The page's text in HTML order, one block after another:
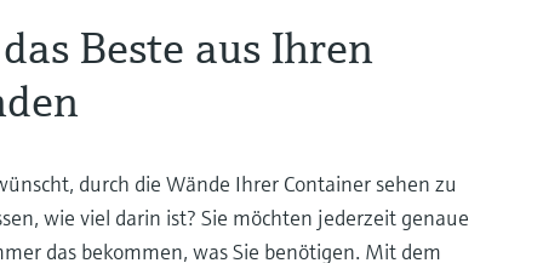
Beste aus Ihren
durch die Wände Ihrer Container sehen zu
wie viel darin ist? Sie möchten jederzeit genaue
das bekommen, was Sie benötigen. Mit dem